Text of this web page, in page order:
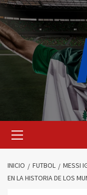
Saltar
al
contenido
principal
INICIO FUTBOL
MESSI
EN LA HISTORIA DE LOS